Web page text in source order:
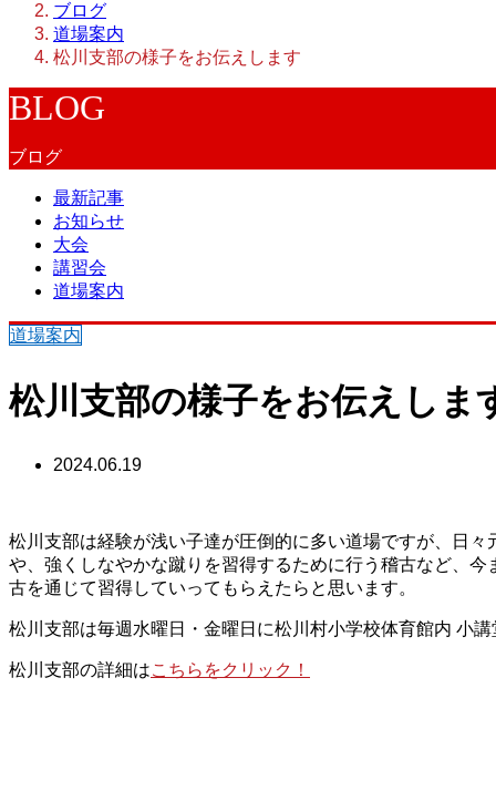
ブログ
道場案内
松川支部の様子をお伝えします
BLOG
ブログ
最新記事
お知らせ
大会
講習会
道場案内
道場案内
松川支部の様子をお伝えしま
2024.06.19
松川支部は経験が浅い子達が圧倒的に多い道場ですが、日
や、強くしなやかな蹴りを習得するために行う稽古など、
古を通じて習得していってもらえたらと思います。
松川支部は毎週水曜日・金曜日に松川村小学校体育館内 小
松川支部の詳細はこちらをクリック！